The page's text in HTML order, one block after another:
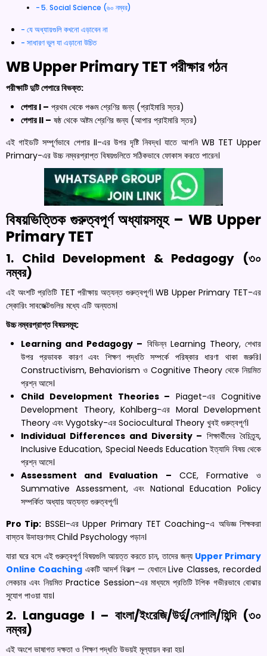
5. Social Science (৬০ নম্বর)
যে অধ্যায়গুলি কখনো এড়াবেন না
সাধারণ ভুল যা এড়ানো উচিত
WB Upper Primary TET পরীক্ষার গঠন
পরীক্ষাটি দুটি পেপারে বিভক্ত:
পেপার I – প্রথম থেকে পঞ্চম শ্রেণির জন্য (প্রাইমারি স্তর)
পেপার II – ষষ্ঠ থেকে অষ্টম শ্রেণির জন্য (আপার প্রাইমারি স্তর)
এই গাইডটি সম্পূর্ণভাবে পেপার II-এর উপর দৃষ্টি নিবদ্ধ। যাতে আপনি WB TET Upper
Primary-এর উচ্চ নম্বরপ্রাপ্ত বিষয়গুলিতে সঠিকভাবে ফোকাস করতে পারেন।
বিষয়ভিত্তিক গুরুত্বপূর্ণ অধ্যায়সমূহ – WB Upper
Primary TET
1. Child Development & Pedagogy (৩০
নম্বর)
এই অংশটি প্রতিটি TET পরীক্ষায় অত্যন্ত গুরুত্বপূর্ণ। WB Upper Primary TET-এর
স্কোরিং সাবজেক্টগুলির মধ্যে এটি অন্যতম।
উচ্চ নম্বরপ্রাপ্ত বিষয়সমূহ:
Learning and Pedagogy – বিভিন্ন Learning Theory, শেখার
উপর প্রভাবক কারণ এবং শিক্ষণ পদ্ধতি সম্পর্কে পরিষ্কার ধারণা থাকা জরুরি।
Constructivism, Behaviorism ও Cognitive Theory থেকে নিয়মিত
প্রশ্ন আসে।
Child Development Theories – Piaget-এর Cognitive
Development Theory, Kohlberg-এর Moral Development
Theory এবং Vygotsky-এর Sociocultural Theory খুবই গুরুত্বপূর্ণ।
Individual Differences and Diversity – শিক্ষার্থীদের বৈচিত্র্য,
Inclusive Education, Special Needs Education ইত্যাদি বিষয় থেকে
প্রশ্ন আসে।
Assessment and Evaluation – CCE, Formative ও
Summative Assessment, এবং National Education Policy
সম্পর্কিত অধ্যায় অত্যন্ত গুরুত্বপূর্ণ।
Pro Tip: BSSEI-এর Upper Primary TET Coaching-এ অভিজ্ঞ শিক্ষকরা
বাস্তব উদাহরণসহ Child Psychology পড়ান।
যারা ঘরে বসে এই গুরুত্বপূর্ণ বিষয়গুলি আয়ত্ত করতে চান, তাদের জন্য Upper Primary
Online Coachingএকটি আদর্শ বিকল্প — যেখানে Live Classes, recorded
লেকচার এবং নিয়মিত Practice Session-এর মাধ্যমে প্রতিটি টপিক গভীরভাবে বোঝার
সুযোগ পাওয়া যায়।
2. Language I – বাংলা/ইংরেজি/উর্দু/নেপালি/হিন্দি (৩০
নম্বর)
এই অংশে ভাষাগত দক্ষতা ও শিক্ষণ পদ্ধতি উভয়ই মূল্যায়ন করা হয়।